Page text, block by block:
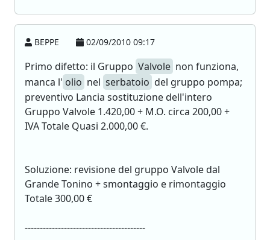
BEPPE 02/09/2010 09:17
Primo difetto: il Gruppo Valvole non funziona,
manca l' olio nel serbatoio del gruppo pompa;
preventivo Lancia sostituzione dell'intero
Gruppo Valvole 1.420,00 + M.O. circa 200,00 +
IVA Totale Quasi 2.000,00 €.
Soluzione: revisione del gruppo Valvole dal
Grande Tonino + smontaggio e rimontaggio
Totale 300,00 €
----------------------------------------